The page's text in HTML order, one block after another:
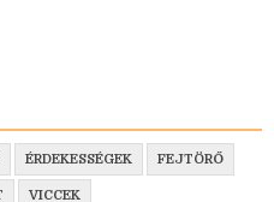
ÉRDEKESSÉGEK FEJTÖRŐ
VICCEK